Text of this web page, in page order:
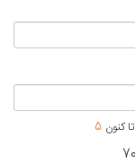
تا کنون 5